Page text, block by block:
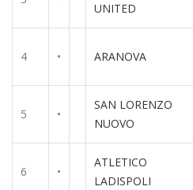
UNITED
4 • ARANOVA
5 •
SAN LORENZO
NUOVO
6 •
ATLETICO
LADISPOLI